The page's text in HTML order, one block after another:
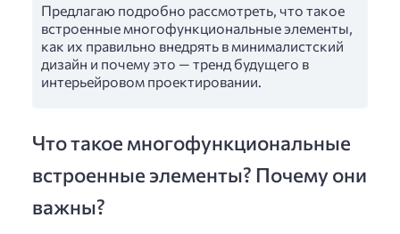
Предлагаю подробно рассмотреть, что такое
встроенные многофункциональные элементы,
как их правильно внедрять в минималистский
дизайн и почему это — тренд будущего в
интерьейровом проектировании.
Что такое многофункциональные
встроенные элементы? Почему они
важны?